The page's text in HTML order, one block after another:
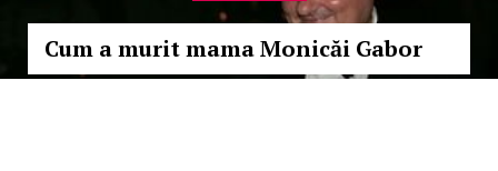
Cum a murit mama Monicăi Gabor